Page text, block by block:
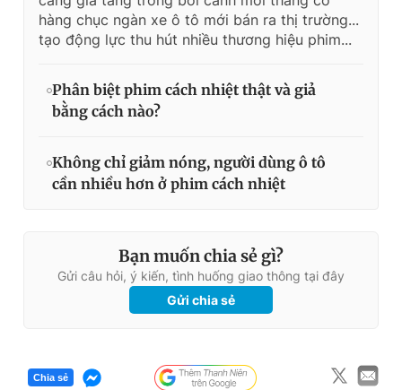
hàng chục ngàn xe ô tô mới bán ra thị trường...
tạo động lực thu hút nhiều thương hiệu phim...
Phân biệt phim cách nhiệt thật và giả
bằng cách nào?
Không chỉ giảm nóng, người dùng ô tô
cần nhiều hơn ở phim cách nhiệt
Bạn muốn chia sẻ gì?
Gửi câu hỏi, ý kiến, tình huống giao thông tại đây
Gửi chia sẻ
Chia sẻ